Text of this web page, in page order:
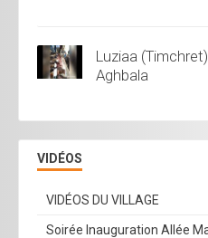
Luziaa
Aghbala
VIDÉOS
VIDÉOS DU VILLAGE
Soirée Inauguration Allée